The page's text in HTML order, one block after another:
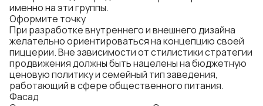
именно на эти группы.
Оформите точку
При разработке внутреннего и внешнего дизайна
желательно ориентироваться на концепцию своей
пиццерии. Вне зависимости от стилистики стратегии
продвижения должны быть нацелены на бюджетную
ценовую политику и семейный тип заведения,
работающий в сфере общественного питания.
Фасад